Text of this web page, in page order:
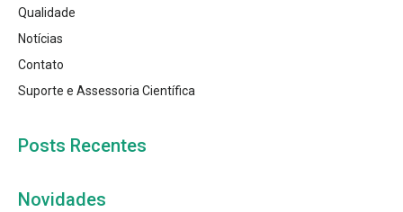
Qualidade
Notícias
Contato
Suporte e Assessoria Científica
Posts Recentes
Novidades